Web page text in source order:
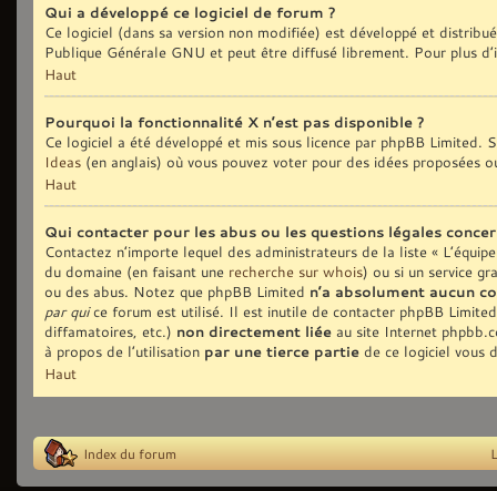
Qui a développé ce logiciel de forum ?
Ce logiciel (dans sa version non modifiée) est développé et
Publique Générale GNU et peut être diffusé librement. Pour plus
Haut
Pourquoi la fonctionnalité X n’est pas disponible ?
Ce logiciel a été développé et mis sous licence par phpBB Limited.
Ideas (en anglais) où vous pouvez voter pour des idées proposées
Haut
Qui contacter pour les abus ou les questions légales
Contactez n’importe lequel des administrateurs de la liste «
du domaine (en faisant une recherche sur whois) ou si un service
ou des abus. Notez que phpBB Limited n’a absolument aucun
par quice forum est utilisé. Il est inutile de contacter phpBB
diffamatoires, etc.) non directement liée au site Internet
à propos de l’utilisation par une tierce partie de ce logiciel vous
Haut
Index du forum